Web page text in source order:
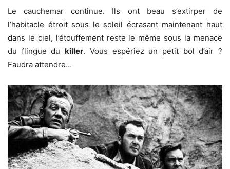
Le cauchemar continue. Ils ont beau s’extirper de
l’habitacle étroit sous le soleil écrasant maintenant haut
dans le ciel, l’étouffement reste le même sous la menace
du flingue dukiller. Vous espériez un petit bol d’air ?
Faudra attendre…